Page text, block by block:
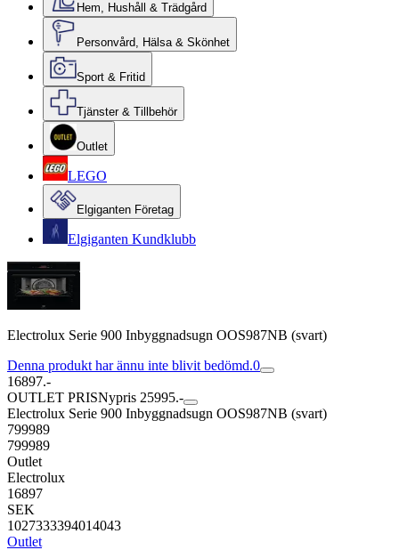
Hem, Hushåll & Trädgård
Personvård, Hälsa & Skönhet
Sport & Fritid
Tjänster & Tillbehör
Outlet
LEGO
Elgiganten Företag
Elgiganten Kundklubb
Electrolux Serie 900 Inbyggnadsugn OOS987NB (svart)
Denna produkt har ännu inte blivit bedömd.0
16897.-
OUTLET PRISNypris 25995.-
Electrolux Serie 900 Inbyggnadsugn OOS987NB (svart)
799989
799989
Outlet
Electrolux
16897
SEK
1027333394014043
Outlet